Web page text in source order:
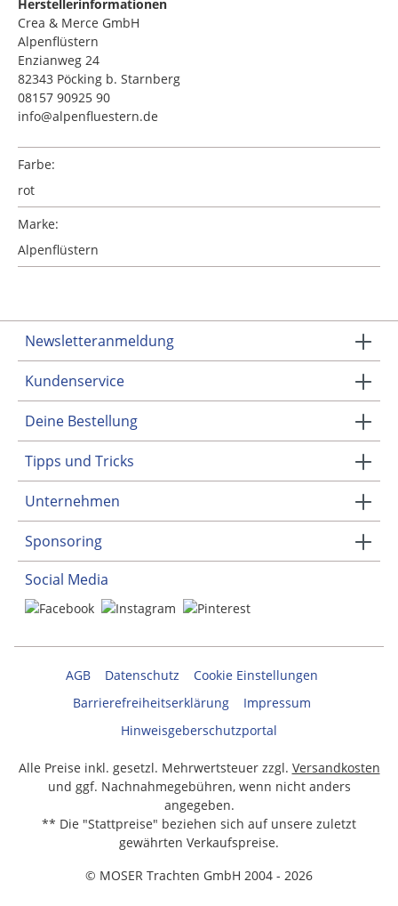
Herstellerinformationen
Crea & Merce GmbH
Alpenflüstern
Enzianweg 24
82343 Pöcking b. Starnberg
08157 90925 90
info@alpenfluestern.de
Farbe:
rot
Marke:
Alpenflüstern
Newsletteranmeldung
Kundenservice
Deine Bestellung
Tipps und Tricks
Unternehmen
Sponsoring
Social Media
AGB Datenschutz
Cookie Einstellungen
Barrierefreiheitserklärung
Impressum
Hinweisgeberschutzportal
Alle Preise inkl. gesetzl. Mehrwertsteuer zzgl. Versandkosten
und ggf. Nachnahmegebühren, wenn nicht anders
angegeben.
** Die "Stattpreise" beziehen sich auf unsere zuletzt
gewährten Verkaufspreise.
© MOSER Trachten GmbH 2004 - 2026